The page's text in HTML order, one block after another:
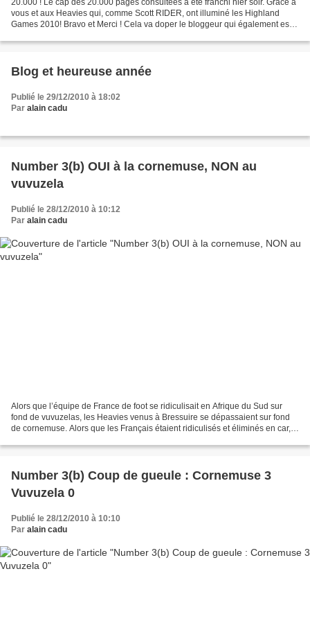
20.000 ! Le cap des 20.000 pages consultées a été franchi hier soir. Grâce à
vous et aux Heavies qui, comme Scott RIDER, ont illuminé les Highland
Games 2010! Bravo et Merci ! Cela va doper le bloggeur qui également est
Blog et heureuse année
Publié le 29/12/2010 à 18:02
Par alain cadu
Number 3(b) OUI à la cornemuse, NON au
vuvuzela
Publié le 28/12/2010 à 10:12
Par alain cadu
Alors que l’équipe de France de foot se ridiculisait en Afrique du Sud sur
fond de vuvuzelas, les Heavies venus à Bressuire se dépassaient sur fond
de cornemuse. Alors que les Français étaient ridiculisés et éliminés en car,
Number 3(b) Coup de gueule : Cornemuse 3
Vuvuzela 0
Publié le 28/12/2010 à 10:10
Par alain cadu